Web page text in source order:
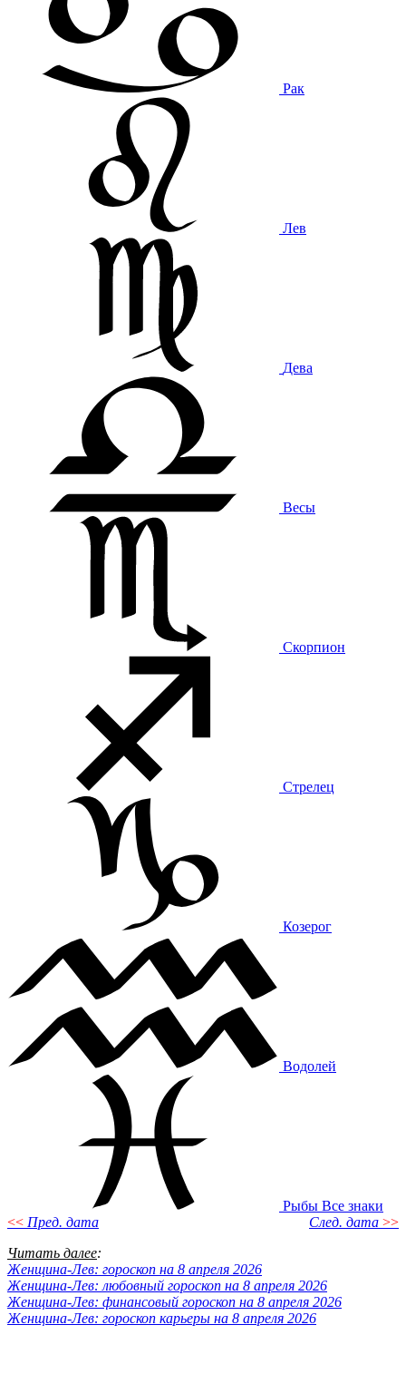
Рак
Лев
Дева
Весы
Скорпион
Стрелец
Козерог
Водолей
Рыбы Все знаки
<< Пред. дата След. дата >>
Читать далее:
Женщина-Лев: гороскоп на 8 апреля 2026
Женщина-Лев: любовный гороскоп на 8 апреля 2026
Женщина-Лев: финансовый гороскоп на 8 апреля 2026
Женщина-Лев: гороскоп карьеры на 8 апреля 2026